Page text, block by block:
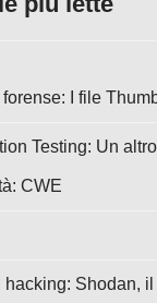
I file
Testing: Un
CWE
Shodan, il